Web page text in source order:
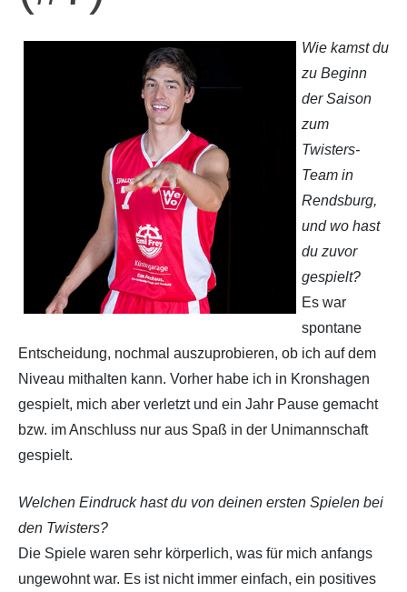
Wie kamst du
zu Beginn
der Saison
zum
Twisters-
Team in
Rendsburg,
und wo hast
du zuvor
gespielt?
Es war
spontane
Entscheidung, nochmal auszuprobieren, ob ich auf dem
Niveau mithalten kann. Vorher habe ich in Kronshagen
gespielt, mich aber verletzt und ein Jahr Pause gemacht
bzw. im Anschluss nur aus Spaß in der Unimannschaft
gespielt.
Welchen Eindruck hast du von deinen ersten Spielen bei
den Twisters?
Die Spiele waren sehr körperlich, was für mich anfangs
ungewohnt war. Es ist nicht immer einfach, ein positives
Partner
Hallenübersicht
Links zum BVSH u. a.